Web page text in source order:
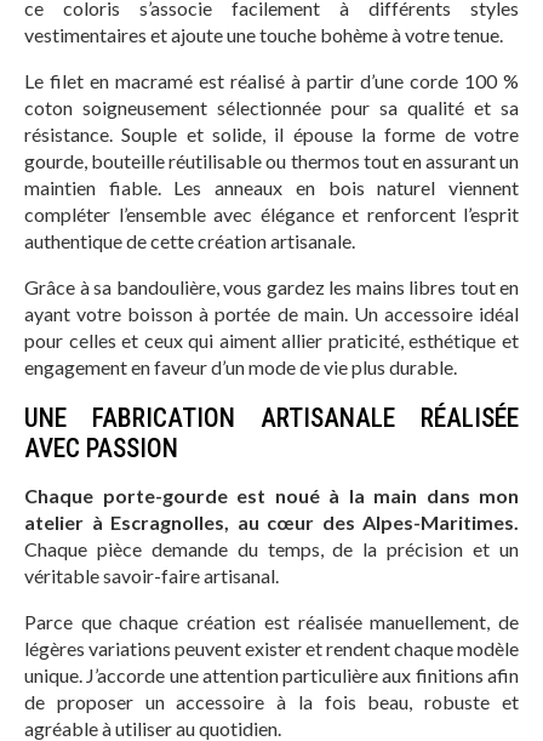
ce coloris s’associe facilement à différents styles
vestimentaires et ajoute une touche bohème à votre tenue.
Le filet en macramé est réalisé à partir d’une corde 100 %
coton soigneusement sélectionnée pour sa qualité et sa
résistance. Souple et solide, il épouse la forme de votre
gourde, bouteille réutilisable ou thermos tout en assurant un
maintien fiable. Les anneaux en bois naturel viennent
compléter l’ensemble avec élégance et renforcent l’esprit
authentique de cette création artisanale.
Grâce à sa bandoulière, vous gardez les mains libres tout en
ayant votre boisson à portée de main. Un accessoire idéal
pour celles et ceux qui aiment allier praticité, esthétique et
engagement en faveur d’un mode de vie plus durable.
UNE FABRICATION ARTISANALE RÉALISÉE
AVEC PASSION
Chaque porte-gourde est noué à la main dans mon
atelier à Escragnolles, au cœur des Alpes-Maritimes.
Chaque pièce demande du temps, de la précision et un
véritable savoir-faire artisanal.
Parce que chaque création est réalisée manuellement, de
légères variations peuvent exister et rendent chaque modèle
unique. J’accorde une attention particulière aux finitions afin
de proposer un accessoire à la fois beau, robuste et
agréable à utiliser au quotidien.